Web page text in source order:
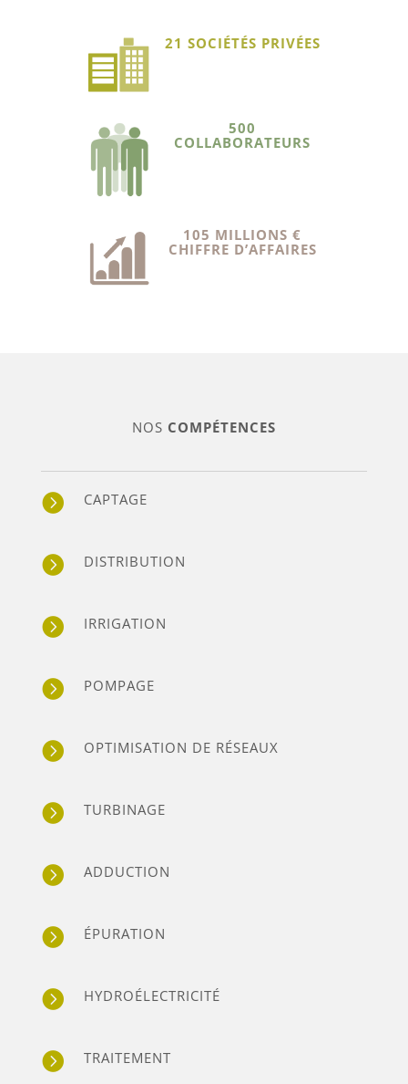
21 SOCIÉTÉS PRIVÉES
500
COLLABORATEURS
105 MILLIONS €
CHIFFRE D’AFFAIRES
NOS COMPÉTENCES
 CAPTAGE
 DISTRIBUTION
 IRRIGATION
 POMPAGE
 OPTIMISATION DE RÉSEAUX
 TURBINAGE
 ADDUCTION
 ÉPURATION
 HYDROÉLECTRICITÉ
 TRAITEMENT